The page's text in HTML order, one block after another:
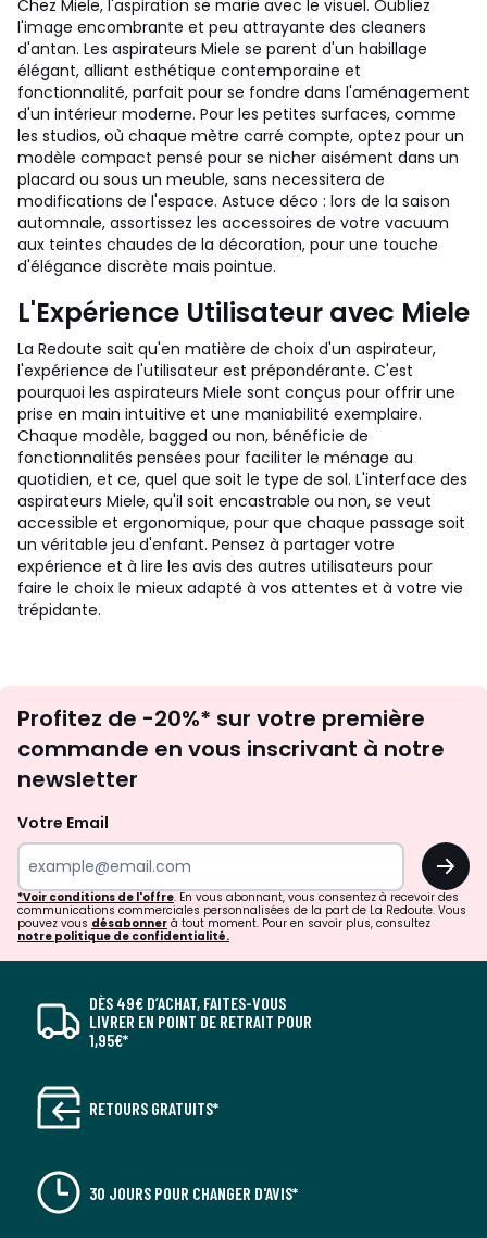
Chez Miele, l'aspiration se marie avec le visuel. Oubliez
l'image encombrante et peu attrayante des cleaners
d'antan. Les aspirateurs Miele se parent d'un habillage
élégant, alliant esthétique contemporaine et
fonctionnalité, parfait pour se fondre dans l'aménagement
d'un intérieur moderne. Pour les petites surfaces, comme
les studios, où chaque mètre carré compte, optez pour un
modèle compact pensé pour se nicher aisément dans un
placard ou sous un meuble, sans necessitera de
modifications de l'espace. Astuce déco : lors de la saison
automnale, assortissez les accessoires de votre vacuum
aux teintes chaudes de la décoration, pour une touche
d'élégance discrète mais pointue.
L'Expérience Utilisateur avec Miele
La Redoute sait qu'en matière de choix d'un aspirateur,
l'expérience de l'utilisateur est prépondérante. C'est
pourquoi les aspirateurs Miele sont conçus pour offrir une
prise en main intuitive et une maniabilité exemplaire.
Chaque modèle, bagged ou non, bénéficie de
fonctionnalités pensées pour faciliter le ménage au
quotidien, et ce, quel que soit le type de sol. L'interface des
aspirateurs Miele, qu'il soit encastrable ou non, se veut
accessible et ergonomique, pour que chaque passage soit
un véritable jeu d'enfant. Pensez à partager votre
expérience et à lire les avis des autres utilisateurs pour
faire le choix le mieux adapté à vos attentes et à votre vie
trépidante.
newsletter
Profitez de -20%* sur votre première
commande en vous inscrivant à notre
newsletter
Votre Email
OK
*Voir conditions de l'offre. En vous abonnant, vous consentez à recevoir des
communications commerciales personnalisées de la part de La Redoute. Vous
pouvez vous désabonner à tout moment. Pour en savoir plus, consultez
notre politique de confidentialité.
DÈS 49€ D’ACHAT, FAITES-VOUS
LIVRER EN POINT DE RETRAIT POUR
1,95€*
RETOURS GRATUITS*
30 JOURS POUR CHANGER D'AVIS*